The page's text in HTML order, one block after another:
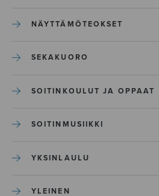
NÄYTTÄMÖTEOKSET
SEKAKUORO
SOITINKOULUT JA OPPAAT
SOITINMUSIIKKI
YKSINLAULU
YLEINEN